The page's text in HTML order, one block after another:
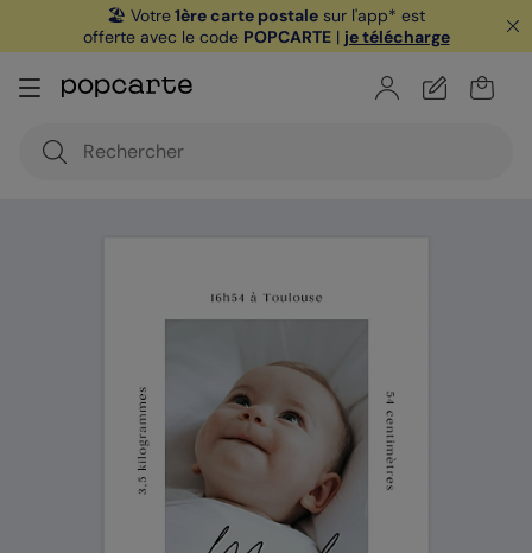
🏖️ Votre1ère carte postale sur l'app* est
offerte avec le code POPCARTE| je télécharge